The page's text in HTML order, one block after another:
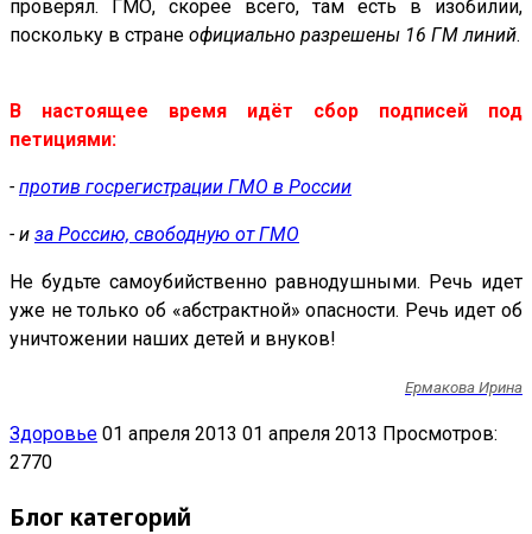
проверял. ГМО, скорее всего, там есть в изобилии,
поскольку в стране официально разрешены 16 ГМ линий.
В настоящее время идёт сбор подписей под
петициями:
- против госрегистрации ГМО в России
- и за Россию, свободную от ГМО
Не будьте самоубийственно равнодушными. Речь идет
уже не только об «абстрактной» опасности. Речь идет об
уничтожении наших детей и внуков!
Ермакова Ирина
Здоровье 01 апреля 2013 01 апреля 2013 Просмотров:
2770
Блог категорий